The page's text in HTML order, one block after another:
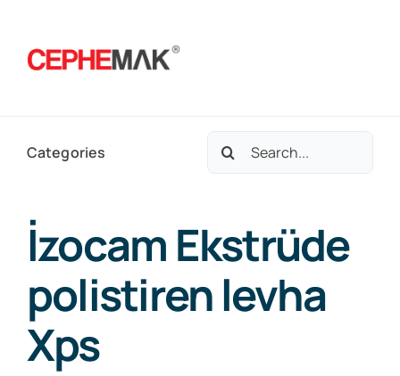
content
Hizmetlerimiz
Categories
Search
İzocam Ekstrüde
polistiren levha
Xps